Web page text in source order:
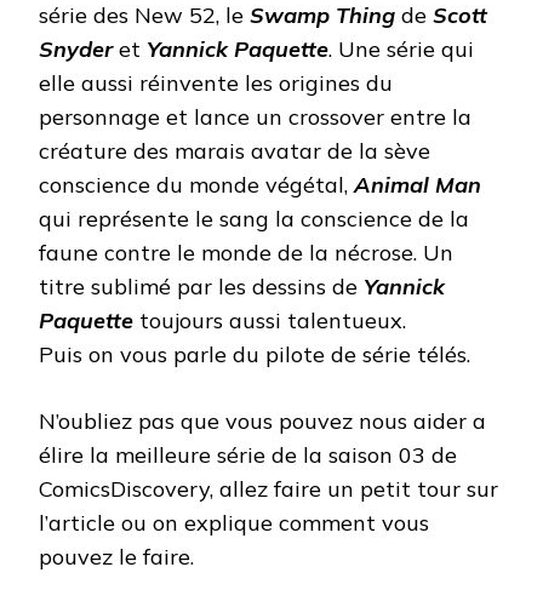
série des New 52, le Swamp Thing de Scott
Snyder et Yannick Paquette. Une série qui
elle aussi réinvente les origines du
personnage et lance un crossover entre la
créature des marais avatar de la sève
conscience du monde végétal,Animal Man
qui représente le sang la conscience de la
faune contre le monde de la nécrose. Un
titre sublimé par les dessins de Yannick
Paquette toujours aussi talentueux.
Puis on vous parle du pilote de série télés.
N’oubliez pas que vous pouvez nous aider a
élire la meilleure série de la saison 03 de
ComicsDiscovery, allez faire un petit tour sur
l’article ou on explique comment vous
pouvez le faire.